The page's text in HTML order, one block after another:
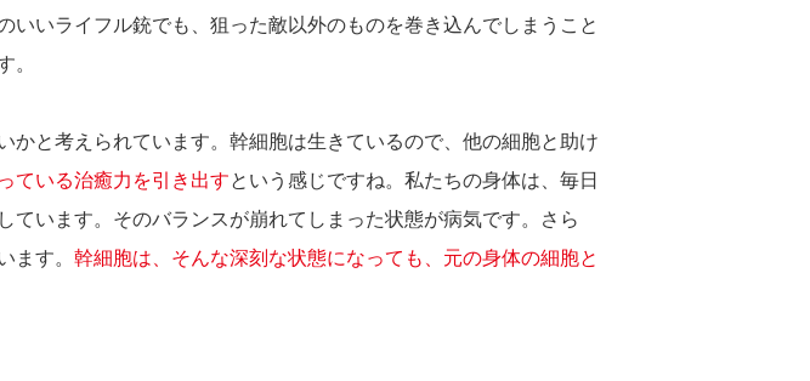
いライフル銃でも、狙った敵以外のものを巻き込んでしまうこと
と考えられています。幹細胞は生きているので、他の細胞と助け
ている治癒力を引き出すという感じですね。私たちの身体は、毎日
います。そのバランスが崩れてしまった状態が病気です。さら
す。 幹細胞は、そんな深刻な状態になっても、元の身体の細胞と